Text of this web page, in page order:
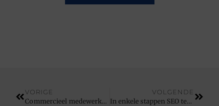
VORIGE
Commercieel medewerker is er voor de klant
VOLGENDE
In enkele stappen SEO tekstschrijver worden!